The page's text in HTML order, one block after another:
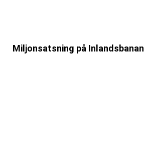
Miljonsatsning på Inlandsbanan